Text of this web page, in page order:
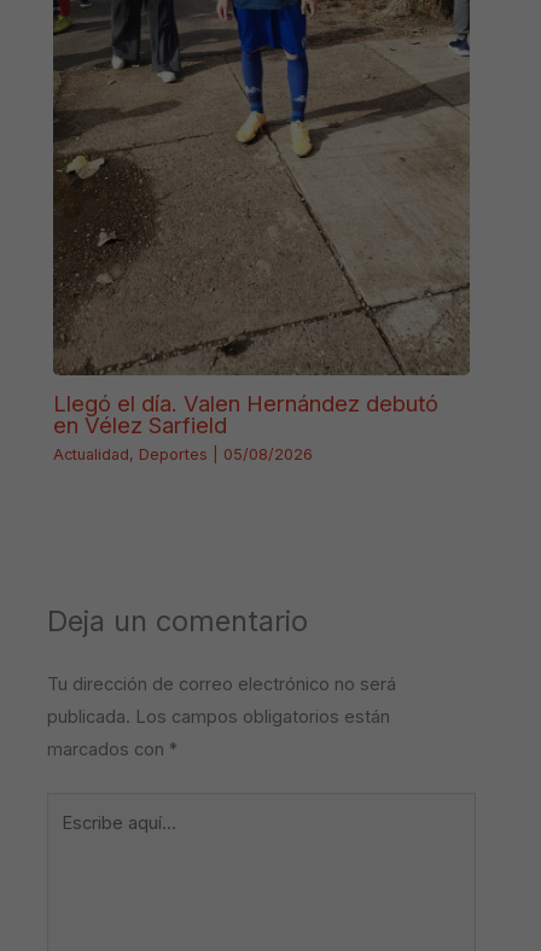
Llegó el día. Valen Hernández debutó
en Vélez Sarfield
Actualidad, Deportes 05/08/2026
Deja un comentario
Tu dirección de correo electrónico no será
publicada. Los campos obligatorios están
marcados con *